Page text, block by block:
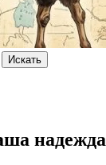
Искать
надежда